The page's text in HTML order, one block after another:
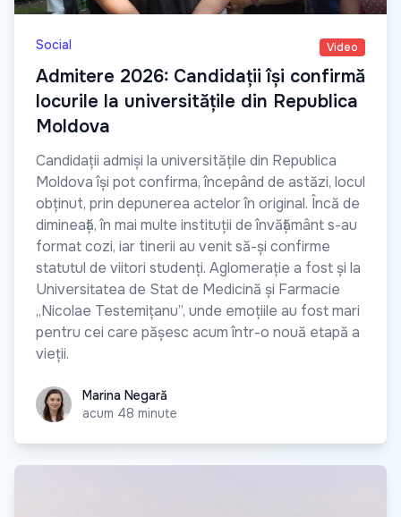
Social Video
Admitere 2026: Candidații își confirmă
locurile la universitățile din Republica
Moldova
Candidații admiși la universitățile din Republica
Moldova își pot confirma, începând de astăzi, locul
obținut, prin depunerea actelor în original. Încă de
dimineață, în mai multe instituții de învățământ s-au
format cozi, iar tinerii au venit să-și confirme
statutul de viitori studenți. Aglomerație a fost și la
Universitatea de Stat de Medicină și Farmacie
„Nicolae Testemițanu”, unde emoțiile au fost mari
pentru cei care pășesc acum într-o nouă etapă a
vieții.
Marina Negară
Marina Negară
acum 48 minute